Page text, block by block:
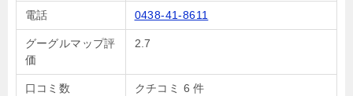
電話 0438-41-8611
グーグルマップ評
価
2.7
口コミ数 クチコミ 6 件